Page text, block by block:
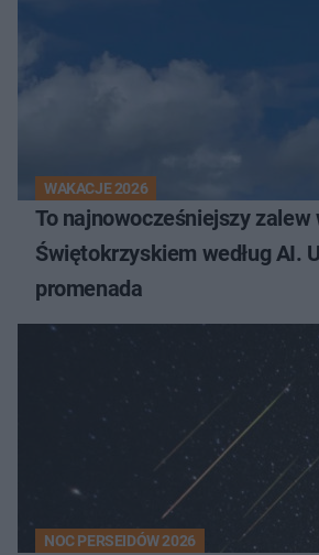
WAKACJE 2026
To najnowocześniejszy zalew
Świętokrzyskiem według AI.
promenada
NOC PERSEIDÓW 2026